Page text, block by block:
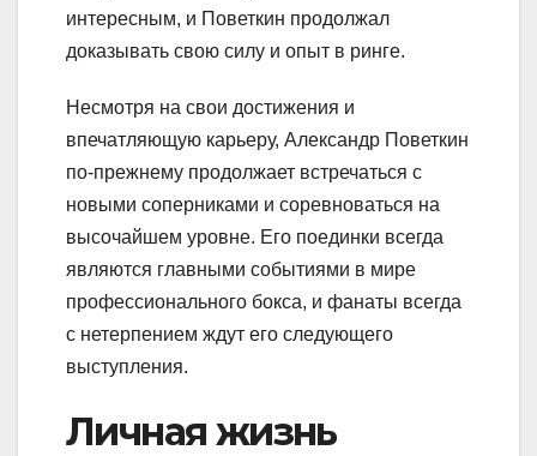
интересным, и Поветкин продолжал
доказывать свою силу и опыт в ринге.
Несмотря на свои достижения и
впечатляющую карьеру, Александр Поветкин
по-прежнему продолжает встречаться с
новыми соперниками и соревноваться на
высочайшем уровне. Его поединки всегда
являются главными событиями в мире
профессионального бокса, и фанаты всегда
с нетерпением ждут его следующего
выступления.
Личная жизнь